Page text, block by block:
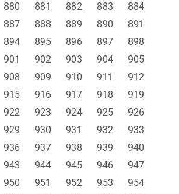
880 881 882 883
884
887 888 889 890
891
894 895 896 897
898
901 902 903 904
905
908 909 910 911
912
915 916 917 918
919
922 923 924 925
926
929 930 931 932
933
936 937 938 939
940
943 944 945 946
947
950 951 952 953
954